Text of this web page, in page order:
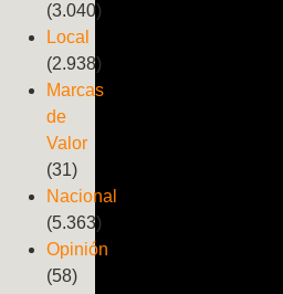
(3.040)
Local
(2.938)
Marcas
de
Valor
(31)
Nacional
(5.363)
Opinión
(58)